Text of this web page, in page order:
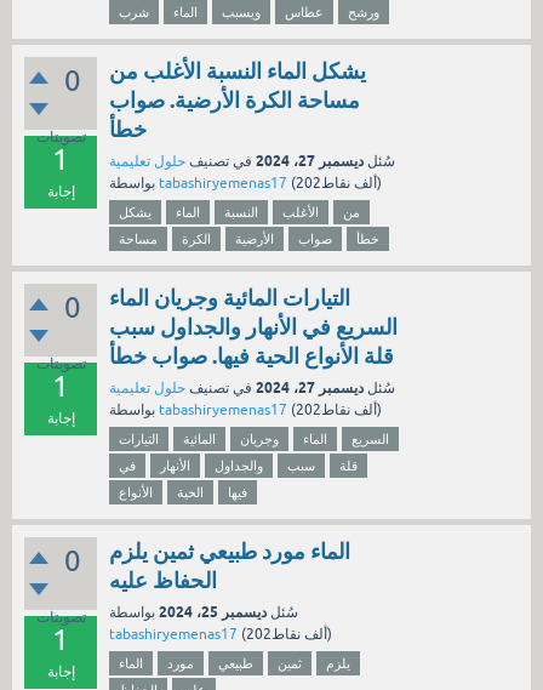
شرب الماء ويسبب عطاس ورشح
0
تصويتات
1
إجابة
يشكل الماء النسبة الأغلب من
مساحة الكرة الأرضية. صواب
خطأ
سُئل ديسمبر 27، 2024 في تصنيف حلول تعليمية
tabashiryemenas17 ( 202ألف نقاط)
يشكل الماء النسبة الأغلب
من
مساحة
الكرة الأرضية صواب خطأ
0
تصويتات
1
إجابة
التيارات المائية وجريان الماء
السريع في الأنهار والجداول سبب
قلة الأنواع الحية فيها. صواب خطأ
سُئل ديسمبر 27، 2024 في تصنيف حلول تعليمية
tabashiryemenas17 ( 202ألف نقاط)
التيارات المائية وجريان الماء
السريع
في
الأنهار والجداول سبب
قلة
الأنواع
الحية فيها
0
تصويتات
1
إجابة
الماء مورد طبيعي ثمين يلزم
الحفاظ عليه
سُئل ديسمبر 25، 2024
بواسطة
tabashiryemenas17 ( 202ألف نقاط)
الماء مورد طبيعي ثمين
يلزم